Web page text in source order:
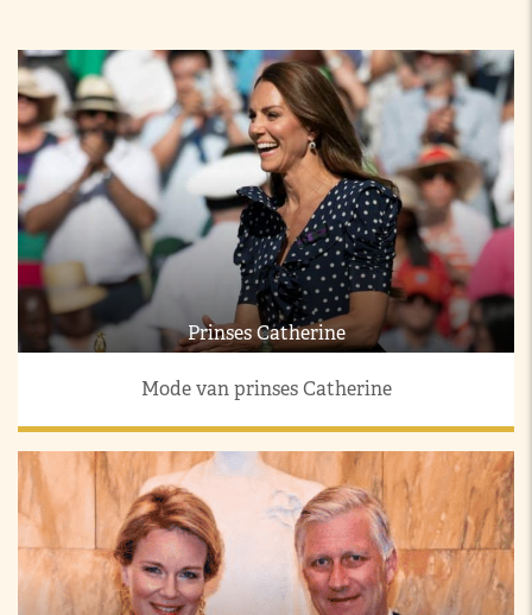
Prinses Catherine
Mode van prinses Catherine